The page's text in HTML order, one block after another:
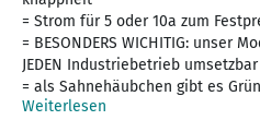
= Strom für 5 oder 10a zum
= BESONDERS WICHITIG: unser
JEDEN Industriebetrieb umsetzbar
= als Sahnehäubchen gibt es
Weiterlesen